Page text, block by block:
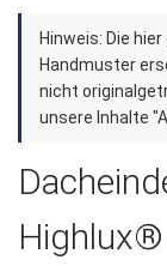
Zum
Anfang
der
Bildergalerie
Hinweis: Die
Handmuster
nicht
unsere Inhalte
Highlux®